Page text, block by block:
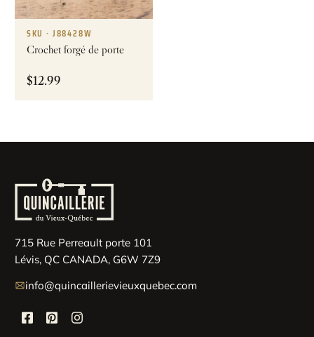
SKU · J88428W
Crochet forgé de porte
$12.99
715 Rue Perreault porte 101
Lévis, QC CANADA, G6W 7Z9
info@quincaillerievieuxquebec.com